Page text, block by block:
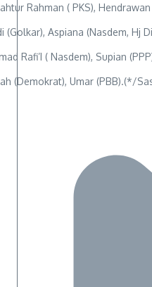
Rahman ( PKS),
(Golkar), Aspiana (Nasdem, Hj
Rafi’I ( Nasdem), Supian
(Demokrat), Umar (PBB).(*/